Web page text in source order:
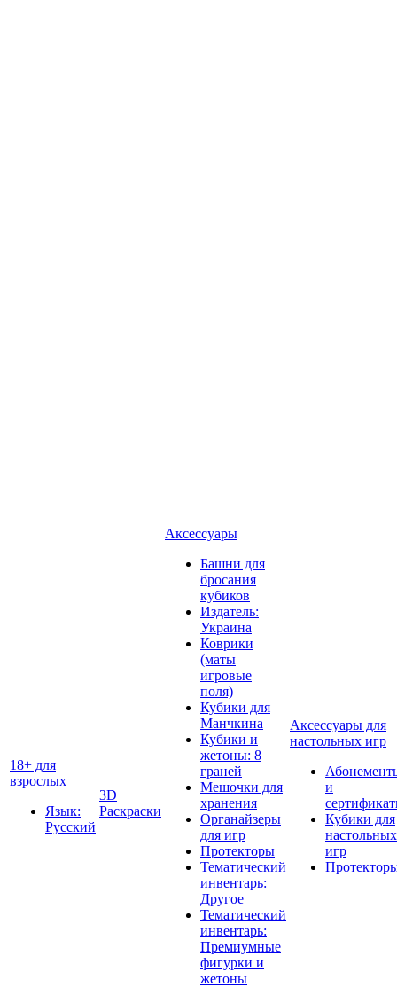
18+ для
взрослых
Язык:
Русский
3D
Раскраски
Аксессуары
Башни для
бросания
кубиков
Издатель:
Украина
Коврики
(маты
игровые
поля)
Кубики для
Манчкина
Кубики и
жетоны: 8
граней
Мешочки для
хранения
Органайзеры
для игр
Протекторы
Тематический
инвентарь:
Другое
Тематический
инвентарь:
Премиумные
фигурки и
жетоны
Аксессуары для
настольных игр
и
Кубики для
настольных
игр